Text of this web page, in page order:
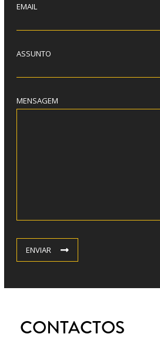
EMAIL
ASSUNTO
MENSAGEM
ENVIAR
CONTACTOS